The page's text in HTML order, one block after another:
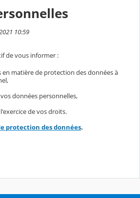
10:59
de vous informer :
en matière de protection des données à
données personnelles,
de vos droits.
protection des données.